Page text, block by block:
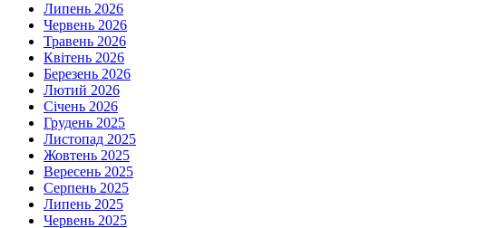
Липень 2026
Червень 2026
Травень 2026
Квітень 2026
Березень 2026
Лютий 2026
Січень 2026
Грудень 2025
Листопад 2025
Жовтень 2025
Вересень 2025
Серпень 2025
Липень 2025
Червень 2025